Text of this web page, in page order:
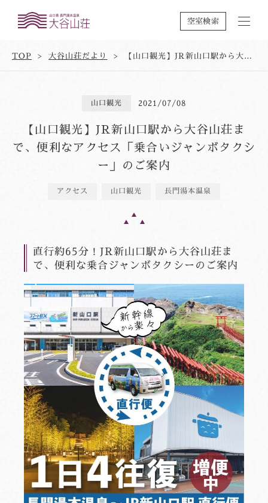
空室検索
TOP 大谷山荘だより 【山口観光】JR新山口駅から大谷山荘まで、便利なアクセス「乗合いジャンボタクシー」のご案内
山口観光 2021/07/08
【山口観光】JR新山口駅から大谷山荘ま
で、便利なアクセス「乗合いジャンボタクシ
ー」のご案内
アクセス 山口観光 長門湯本温泉
直行約65分！JR新山口駅から大谷山荘ま
で、便利な乗合ジャンボタクシーのご案内